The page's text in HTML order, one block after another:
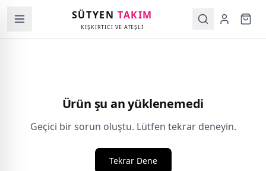
SÜTYENTAKIM
KIŞKIRTICI VE ATEŞLİ
Ürün şu an yüklenemedi
Geçici bir sorun oluştu. Lütfen tekrar deneyin.
Tekrar Dene